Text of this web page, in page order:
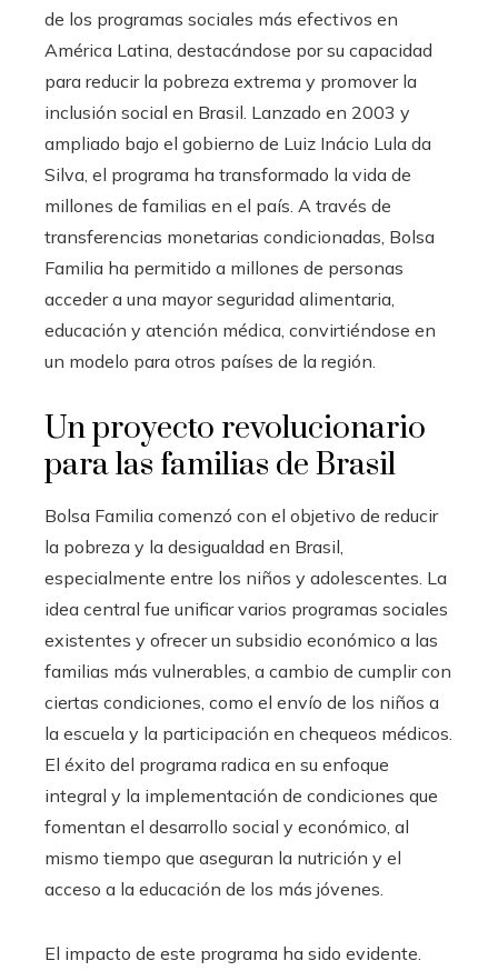
de los programas sociales más efectivos en
América Latina, destacándose por su capacidad
para reducir la pobreza extrema y promover la
inclusión social en Brasil. Lanzado en 2003 y
ampliado bajo el gobierno de Luiz Inácio Lula da
Silva, el programa ha transformado la vida de
millones de familias en el país. A través de
transferencias monetarias condicionadas, Bolsa
Familia ha permitido a millones de personas
acceder a una mayor seguridad alimentaria,
educación y atención médica, convirtiéndose en
un modelo para otros países de la región.
Un proyecto revolucionario
para las familias de Brasil
Bolsa Familia comenzó con el objetivo de reducir
la pobreza y la desigualdad en Brasil,
especialmente entre los niños y adolescentes. La
idea central fue unificar varios programas sociales
existentes y ofrecer un subsidio económico a las
familias más vulnerables, a cambio de cumplir con
ciertas condiciones, como el envío de los niños a
la escuela y la participación en chequeos médicos.
El éxito del programa radica en su enfoque
integral y la implementación de condiciones que
fomentan el desarrollo social y económico, al
mismo tiempo que aseguran la nutrición y el
acceso a la educación de los más jóvenes.
El impacto de este programa ha sido evidente.